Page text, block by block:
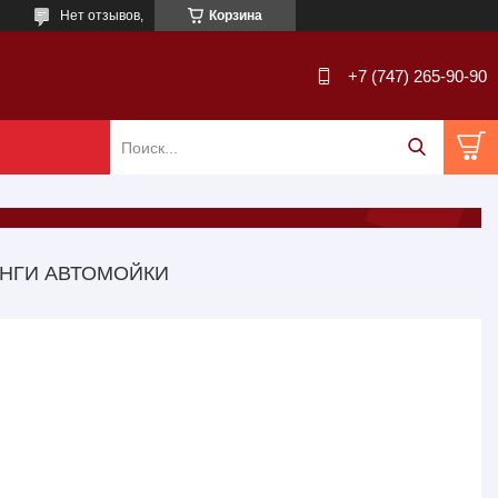
Корзина
Нет отзывов,
+7 (747) 265-90-90
АВТОМОЙКИ